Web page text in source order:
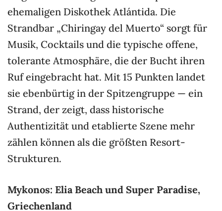
ehemaligen Diskothek Atlántida. Die
Strandbar „Chiringay del Muerto“ sorgt für
Musik, Cocktails und die typische offene,
tolerante Atmosphäre, die der Bucht ihren
Ruf eingebracht hat. Mit 15 Punkten landet
sie ebenbürtig in der Spitzengruppe — ein
Strand, der zeigt, dass historische
Authentizität und etablierte Szene mehr
zählen können als die größten Resort-
Strukturen.
Mykonos: Elia Beach und Super Paradise,
Griechenland